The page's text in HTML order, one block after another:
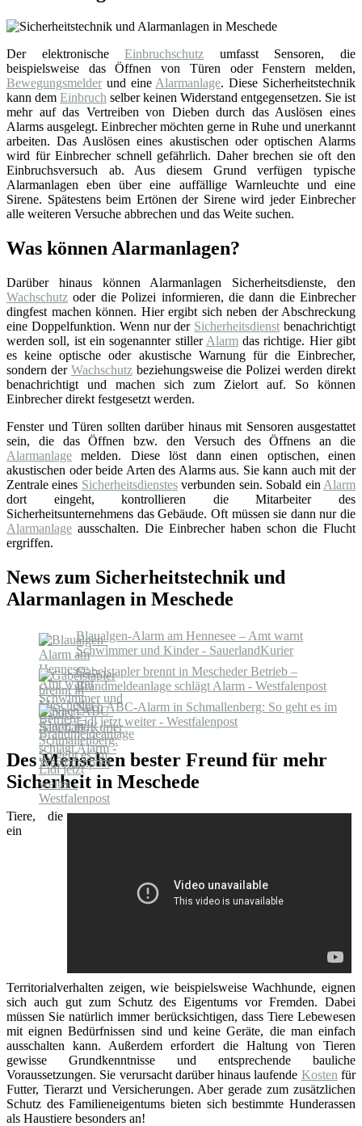
Der elektronischeEinbruchschutz umfasst Sensoren, die
beispielsweise das Öffnen von Türen oder Fenstern melden,
Bewegungsmelder und eine Alarmanlage. Diese Sicherheitstechnik
kann dem Einbruch selber keinen Widerstand entgegensetzen. Sie ist
mehr auf das Vertreiben von Dieben durch das Auslösen eines
Alarms ausgelegt. Einbrecher möchten gerne in Ruhe und unerkannt
arbeiten. Das Auslösen eines akustischen oder optischen Alarms
wird für Einbrecher schnell gefährlich. Daher brechen sie oft den
Einbruchsversuch ab. Aus diesem Grund verfügen typische
Alarmanlagen eben über eine auffällige Warnleuchte und eine
Sirene. Spätestens beim Ertönen der Sirene wird jeder Einbrecher
alle weiteren Versuche abbrechen und das Weite suchen.
Was können Alarmanlagen?
Darüber hinaus können Alarmanlagen Sicherheitsdienste, den
Wachschutz oder die Polizei informieren, die dann die Einbrecher
dingfest machen können. Hier ergibt sich neben der Abschreckung
eine Doppelfunktion. Wenn nur der Sicherheitsdienst benachrichtigt
werden soll, ist ein sogenannter stiller Alarmdas richtige. Hier gibt
es keine optische oder akustische Warnung für die Einbrecher,
sondern der Wachschutzbeziehungsweise die Polizei werden direkt
benachrichtigt und machen sich zum Zielort auf. So können
Einbrecher direkt festgesetzt werden.
Fenster und Türen sollten darüber hinaus mit Sensoren ausgestattet
sein, die das Öffnen bzw. den Versuch des Öffnens an die
Alarmanlage melden. Diese löst dann einen optischen, einen
akustischen oder beide Arten des Alarms aus. Sie kann auch mit der
Zentrale eines Sicherheitsdienstesverbunden sein. Sobald ein Alarm
dort eingeht, kontrollieren die Mitarbeiter des
Sicherheitsunternehmens das Gebäude. Oft müssen sie dann nur die
Alarmanlage ausschalten. Die Einbrecher haben schon die Flucht
ergriffen.
News zum Sicherheitstechnik und
Alarmanlagen in Meschede
Blaualgen-Alarm am Hennesee – Amt warnt
Schwimmer und Kinder - SauerlandKurier
Gabelstapler brennt in Mescheder Betrieb –
Brandmeldeanlage schlägt Alarm - Westfalenpost
Nach ABC-Alarm in Schmallenberg: So geht es im
Lidl jetzt weiter - Westfalenpost
Des Menschen bester Freund für mehr
Sicherheit in Meschede
Tiere, die
ein
Territorialverhalten zeigen, wie beispielsweise Wachhunde, eignen
sich auch gut zum Schutz des Eigentums vor Fremden. Dabei
müssen Sie natürlich immer berücksichtigen, dass Tiere Lebewesen
mit eignen Bedürfnissen sind und keine Geräte, die man einfach
ausschalten kann. Außerdem erfordert die Haltung von Tieren
gewisse Grundkenntnisse und entsprechende bauliche
Voraussetzungen. Sie verursacht darüber hinaus laufende Kosten für
Futter, Tierarzt und Versicherungen. Aber gerade zum zusätzlichen
Schutz des Familieneigentums bieten sich bestimmte Hunderassen
als Haustiere besonders an!